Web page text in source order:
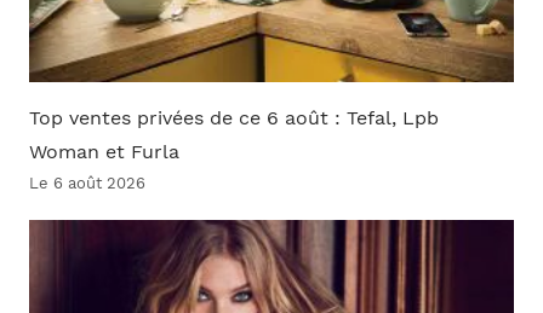
Top ventes privées de ce 6 août : Tefal, Lpb
Woman et Furla
Le 6 août 2026